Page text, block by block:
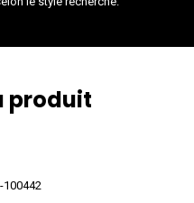
produit
100442